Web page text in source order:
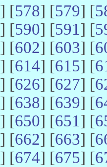
] [578] [579] [
] [590] [591] [
] [602] [603] [
] [614] [615] [
] [626] [627] [
] [638] [639] [
] [650] [651] [
] [662] [663] [
] [674] [675] [